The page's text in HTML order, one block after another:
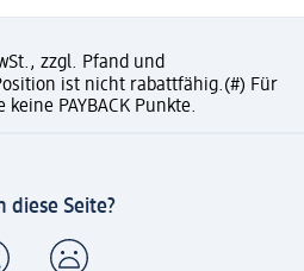
zzgl. Pfand und
ist nicht rabattfähig.(#) Für
PAYBACK Punkte.
diese Seite?